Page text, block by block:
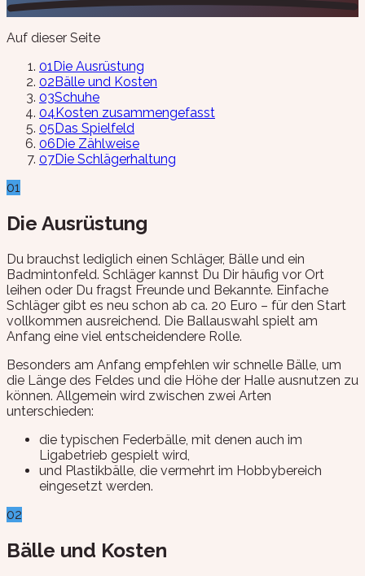
Auf dieser Seite
01 Die Ausrüstung
02 Bälle und Kosten
03Schuhe
04 Kosten zusammengefasst
05 Das Spielfeld
06 Die Zählweise
07Die Schlägerhaltung
01
Die Ausrüstung
Du brauchst lediglich einen Schläger, Bälle und ein
Badmintonfeld. Schläger kannst Du Dir häufig vor Ort
leihen oder Du fragst Freunde und Bekannte. Einfache
Schläger gibt es neu schon ab ca. 20 Euro – für den Start
vollkommen ausreichend. Die Ballauswahl spielt am
Anfang eine viel entscheidendere Rolle.
Besonders am Anfang empfehlen wir schnelle Bälle, um
die Länge des Feldes und die Höhe der Halle ausnutzen zu
können. Allgemein wird zwischen zwei Arten
unterschieden:
die typischen Federbälle, mit denen auch im
Ligabetrieb gespielt wird,
und Plastikbälle, die vermehrt im Hobbybereich
eingesetzt werden.
02
Bälle und Kosten